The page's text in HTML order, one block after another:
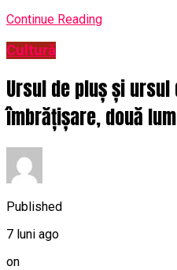
Continue Reading
Cultură
Ursul de pluș și
îmbrățișare, două
Published
7 luni ago
on